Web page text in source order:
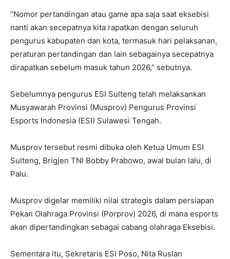
“Nomor pertandingan atau game apa saja saat eksebisi
nanti akan secepatnya kita rapatkan dengan seluruh
pengurus kabupaten dan kota, termasuk hari pelaksanan,
peraturan pertandingan dan lain sebagainya secepatnya
dirapatkan sebelum masuk tahun 2026,” sebutnya.
Sebelumnya pengurus ESI Sulteng telah melaksankan
Musyawarah Provinsi (Musprov) Pengurus Provinsi
Esports Indonesia (ESI) Sulawesi Tengah.
Musprov tersebut resmi dibuka oleh Ketua Umum ESI
Sulteng, Brigjen TNI Bobby Prabowo, awal bulan lalu, di
Palu.
Musprov digelar memiliki nilai strategis dalam persiapan
Pekan Olahraga Provinsi (Porprov) 2026, di mana esports
akan dipertandingkan sebagai cabang olahraga Eksebisi.
Sementara itu, Sekretaris ESI Poso, Nita Ruslan